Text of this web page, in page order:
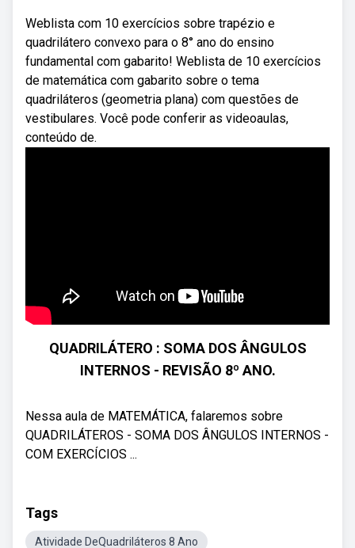
Weblista com 10 exercícios sobre trapézio e
quadrilátero convexo para o 8° ano do ensino
fundamental com gabarito! Weblista de 10 exercícios
de matemática com gabarito sobre o tema
quadriláteros (geometria plana) com questões de
vestibulares. Você pode conferir as videoaulas,
conteúdo de.
QUADRILÁTERO : SOMA DOS ÂNGULOS
INTERNOS - REVISÃO 8º ANO.
Nessa aula de MATEMÁTICA, falaremos sobre
QUADRILÁTEROS - SOMA DOS ÂNGULOS INTERNOS -
COM EXERCÍCIOS ...
Tags
Atividade DeQuadriláteros 8 Ano